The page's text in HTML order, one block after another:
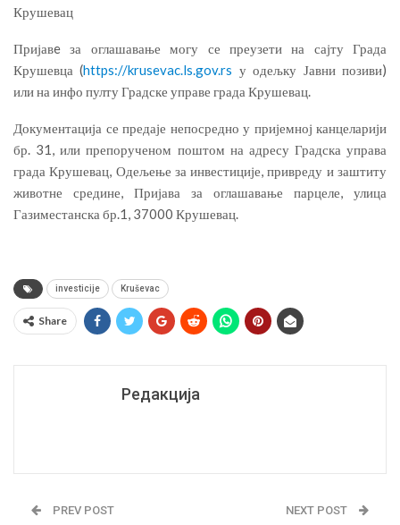
Крушевац
Пријавe за оглашавање могу се преузети на сајту Града
Крушевца (https://krusevac.ls.gov.rs у одељку Јавни позиви)
или на инфо пулту Градске управе града Крушевац.
Документација се предаје непосредно у пријемној канцеларији
бр. 31, или препорученом поштом на адресу Градска управа
града Крушевац, Одељење за инвестиције, привреду и заштиту
животне средине, Пријава за оглашавање парцеле, улица
Газиместанска бр.1, 37000 Крушевац.
investicije Kruševac
Share
Редакција
PREV POST NEXT POST